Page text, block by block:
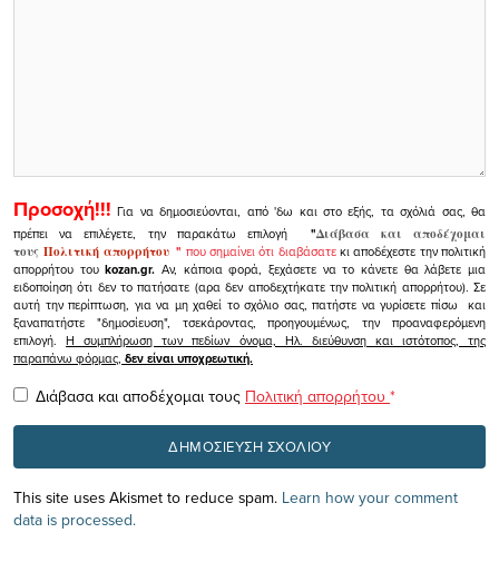
Προσοχή!!! Για να δημοσιεύονται, από 'δω και στο εξής, τα σχόλιά σας, θα
πρέπει να επιλέγετε, την παρακάτω επιλογή
"Διάβασα και αποδέχομαι
τουςΠολιτική απορρήτου" που σημαίνει ότι διαβάσατεκι αποδέχεστε την πολιτική
απορρήτου τουkozan.gr. Αν, κάποια φορά, ξεχάσετε να το κάνετε θα λάβετε μια
ειδοποίηση ότι δεν το πατήσατε (αρα δεν αποδεχτήκατε την πολιτική απορρήτου). Σε
αυτή την περίπτωση, για να μη χαθεί το σχόλιο σας, πατήστε να γυρίσετε πίσω και
ξαναπατήστε "δημοσίευση", τσεκάροντας, προηγουμένως, την προαναφερόμενη
επιλογή.Η συμπλήρωση των πεδίων όνομα, Ηλ. διεύθυνση και ιστότοπος, της
παραπάνω φόρμας, δεν είναι υποχρεωτική.
Διάβασα και αποδέχομαι τους Πολιτική απορρήτου *
This site uses Akismet to reduce spam. Learn how your comment
data is processed.